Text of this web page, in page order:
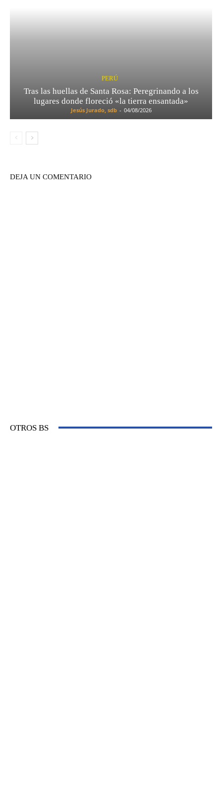
PERÚ
Tras las huellas de Santa Rosa: Peregrinando a los
lugares donde floreció «la tierra ensantada»
Jesús Jurado, sdb - 04/08/2026
DEJA UN COMENTARIO
OTROS BS